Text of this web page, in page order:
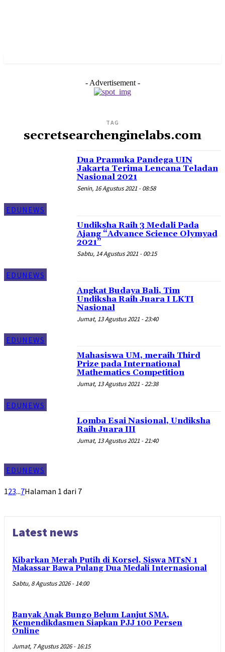
- Advertisement -
TAG
secretsearchenginelabs.com
EDUNEWS
Dua Pramuka Pandega UIN
Jakarta Terima Lencana Teladan
Nasional 2021
Senin, 16 Agustus 2021 - 08:58
EDUNEWS
Undiksha Raih 3 Medali Pada
Ajang “Advance Science Olymyad
2021”
Sabtu, 14 Agustus 2021 - 00:15
EDUNEWS
Angkat Budaya Bali, Tim
Undiksha Raih Juara I LKTI
Nasional
Jumat, 13 Agustus 2021 - 23:40
EDUNEWS
Mahasiswa UM, meraih Third
Prize pada International
Mathematics Competition
Jumat, 13 Agustus 2021 - 22:38
EDUNEWS
Lomba Esai Nasional, Undiksha
Raih Juara III
Jumat, 13 Agustus 2021 - 21:40
123...7Halaman 1 dari 7
Latest news
Kibarkan Merah Putih di Korsel, Siswa MTsN 1
Makassar Bawa Pulang Dua Medali Internasional
Sabtu, 8 Agustus 2026 - 14:00
Banyak Anak Bungo Belum Lanjut SMA,
Kemendikdasmen Siapkan PJJ 100 Persen
Online
Jumat, 7 Agustus 2026 - 16:15